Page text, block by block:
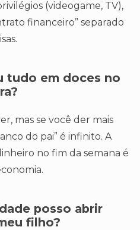
(videogame, TV),
financeiro” separado
tudo em doces no
mas se você der mais
do pai” é infinito. A
no fim da semana é
posso abrir
filho?